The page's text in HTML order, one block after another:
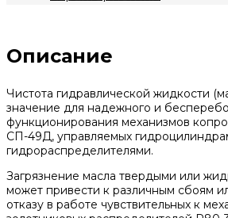
Описание
Чистота гидравлической жидкости
значение для надежного и
функционирования механизмов
СП-49Д, управляемых
гидрораспределителями.
Загрязнение масла твердыми или
может привести к различным сбоям
отказу в работе чувствительных к